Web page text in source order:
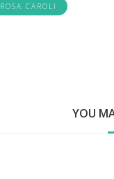
ROSA CAROLI
YOU